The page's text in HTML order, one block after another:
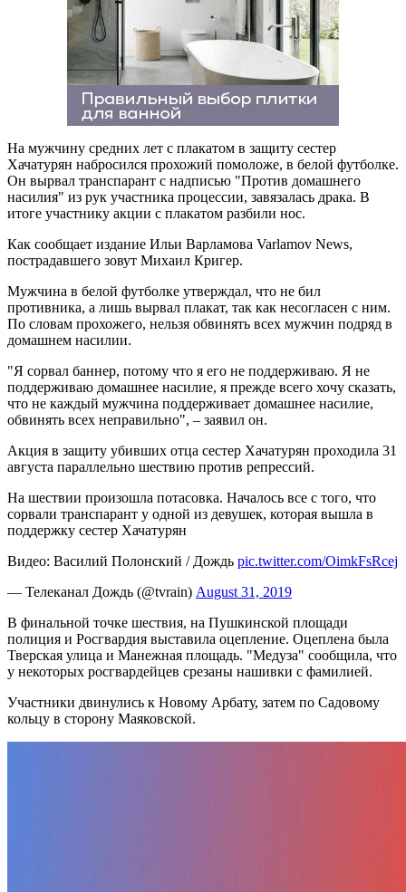
На мужчину средних лет с плакатом в защиту сестер
Хачатурян набросился прохожий помоложе, в белой футболке.
Он вырвал транспарант с надписью "Против домашнего
насилия" из рук участника процессии, завязалась драка. В
итоге участнику акции с плакатом разбили нос.
Как сообщает издание Ильи Варламова Varlamov News,
пострадавшего зовут Михаил Кригер.
Мужчина в белой футболке утверждал, что не бил
противника, а лишь вырвал плакат, так как несогласен с ним.
По словам прохожего, нельзя обвинять всех мужчин подряд в
домашнем насилии.
"Я сорвал баннер, потому что я его не поддерживаю. Я не
поддерживаю домашнее насилие, я прежде всего хочу сказать,
что не каждый мужчина поддерживает домашнее насилие,
обвинять всех неправильно", – заявил он.
Акция в защиту убивших отца сестер Хачатурян проходила 31
августа параллельно шествию против репрессий.
На шествии произошла потасовка. Началось все с того, что
сорвали транспарант у одной из девушек, которая вышла в
поддержку сестер Хачатурян
Видео: Василий Полонский / Дождь pic.twitter.com/OimkFsRcej
— Телеканал Дождь (@tvrain) August 31, 2019
В финальной точке шествия, на Пушкинской площади
полиция и Росгвардия выставила оцепление. Оцеплена была
Тверская улица и Манежная площадь. "Медуза" сообщила, что
у некоторых росгвардейцев срезаны нашивки с фамилией.
Участники двинулись к Новому Арбату, затем по Садовому
кольцу в сторону Маяковской.